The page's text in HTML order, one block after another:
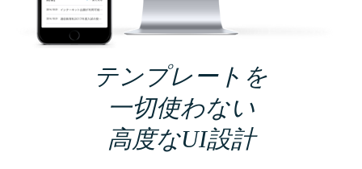
テンプレートを
一切使わない
高度なUI設計